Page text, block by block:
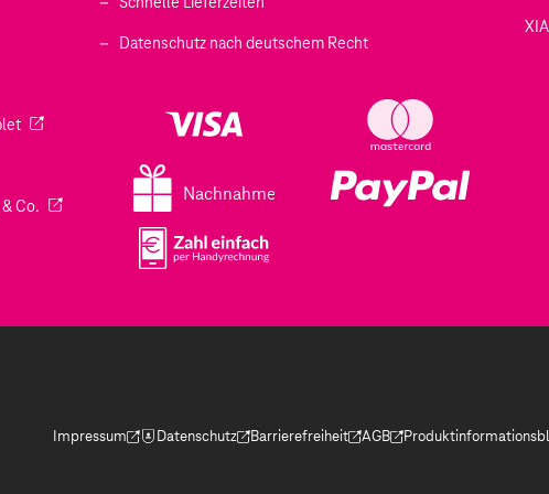
Tab geöffnet)
geöffnet)
(Wird in einem neuen Tab geöffnet)
geöffnet)
Co. (Wird in einem neuen Tab geöffnet)
Datenschutz nach deutschem Recht
Nachnahme
Impressum
(Der Link wird in einem neuen Tab geöffnet)
Datenschutz
(Der Link wird in einem neuen Tab geöffnet)
Barrierefreiheit
(Der Link wird in einem neuen Tab geöffnet)
AGB
(Der Link wird in einem
(Der Link wird in